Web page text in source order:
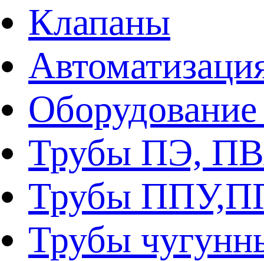
Клапаны
Трубы ПЭ,
Трубы
Трубы